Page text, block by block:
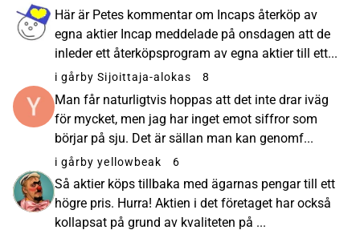
Här är Petes kommentar om Incaps återköp av
egna aktier Incap meddelade på onsdagen att de
inleder ett återköpsprogram av egna aktier till ett...
i gårby Sijoittaja-alokas 8
Man får naturligtvis hoppas att det inte drar iväg
för mycket, men jag har inget emot siffror som
börjar på sju. Det är sällan man kan genomf...
i gårby yellowbeak 6
Så aktier köps tillbaka med ägarnas pengar till ett
högre pris. Hurra! Aktien i det företaget har också
kollapsat på grund av kvaliteten på ...